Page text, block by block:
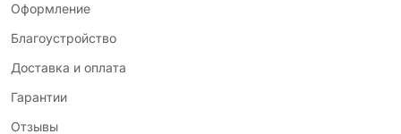
Оформление
Благоустройство
Доставка и оплата
Гарантии
Отзывы